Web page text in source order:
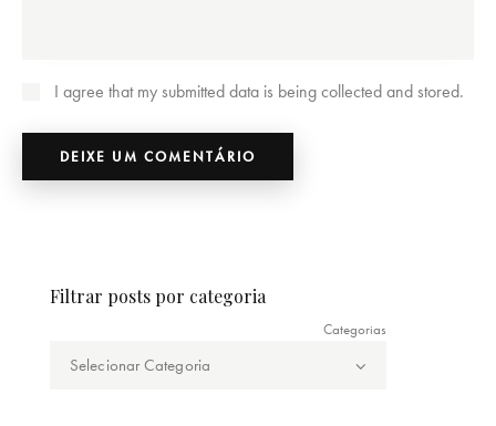
I agree that my submitted data is being collected and stored.
Filtrar posts por categoria
Categorias